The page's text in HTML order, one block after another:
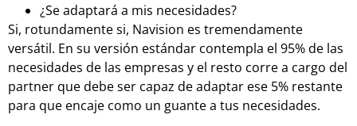
¿Se adaptará a mis necesidades?
Si, rotundamente si, Navision es tremendamente
versátil. En su versión estándar contempla el 95% de las
necesidades de las empresas y el resto corre a cargo del
partner que debe ser capaz de adaptar ese 5% restante
para que encaje como un guante a tus necesidades.